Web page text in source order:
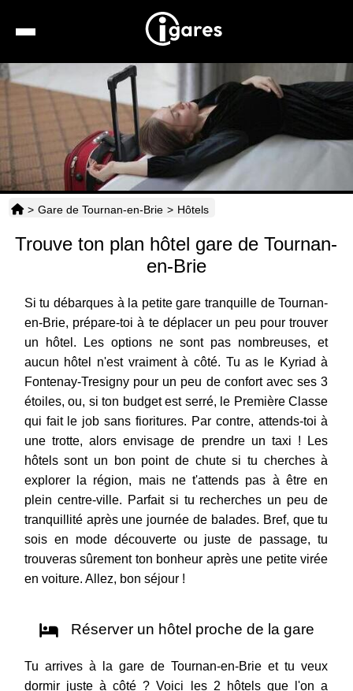
Location de voiture
Hôtels
Taxis
Horaires
> Gare de Tournan-en-Brie > Hôtels
Trouve ton plan hôtel gare de Tournan-
en-Brie
Si tu débarques à la petite gare tranquille de Tournan-
en-Brie, prépare-toi à te déplacer un peu pour trouver
un hôtel. Les options ne sont pas nombreuses, et
aucun hôtel n'est vraiment à côté. Tu as le Kyriad à
Fontenay-Tresigny pour un peu de confort avec ses 3
étoiles, ou, si ton budget est serré, le Première Classe
qui fait le job sans fioritures. Par contre, attends-toi à
une trotte, alors envisage de prendre un taxi ! Les
hôtels sont un bon point de chute si tu cherches à
explorer la région, mais ne t'attends pas à être en
plein centre-ville. Parfait si tu recherches un peu de
tranquillité après une journée de balades. Bref, que tu
sois en mode découverte ou juste de passage, tu
trouveras sûrement ton bonheur après une petite virée
en voiture. Allez, bon séjour !
Réserver un hôtel proche de la gare
Tu arrives à la gare de Tournan-en-Brie et tu veux
dormir juste à côté ? Voici les 2 hôtels que l'on a